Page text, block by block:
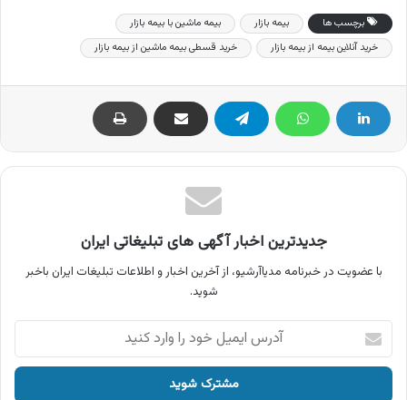
برچسب ها بیمه بازار
بیمه ماشین با بیمه بازار
خرید آنلاین بیمه از بیمه بازار
خرید قسطی بیمه ماشین از بیمه بازار
جدیدترین اخبار آگهی های تبلیغاتی ایران
با عضویت در خبرنامه مدیاآرشیو، از آخرین اخبار و اطلاعات تبلیغات ایران باخبر
شوید.
آدرس
ایمیل
خود